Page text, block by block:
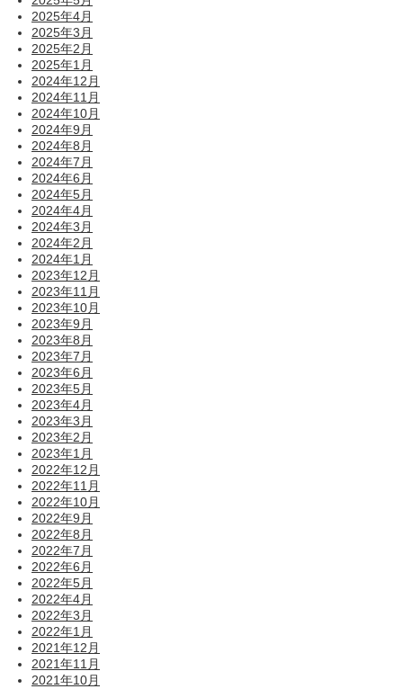
2025年4月
2025年3月
2025年2月
2025年1月
2024年12月
2024年11月
2024年10月
2024年9月
2024年8月
2024年7月
2024年6月
2024年5月
2024年4月
2024年3月
2024年2月
2024年1月
2023年12月
2023年11月
2023年10月
2023年9月
2023年8月
2023年7月
2023年6月
2023年5月
2023年4月
2023年3月
2023年2月
2023年1月
2022年12月
2022年11月
2022年10月
2022年9月
2022年8月
2022年7月
2022年6月
2022年5月
2022年4月
2022年3月
2022年1月
2021年12月
2021年11月
2021年10月